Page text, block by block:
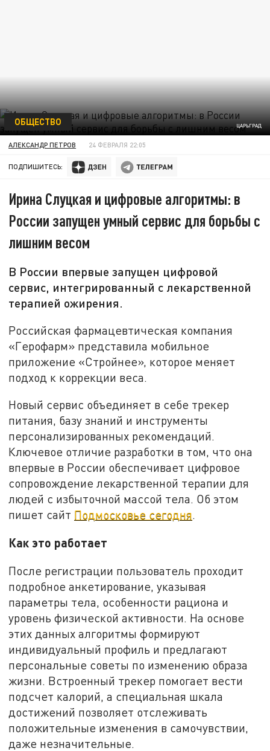
ЦАРЬГРАД
ОБЩЕСТВО
АЛЕКСАНДР ПЕТРОВ 24 ФЕВРАЛЯ 22:05
ПОДПИШИТЕСЬ:
Ирина Слуцкая и цифровые алгоритмы: в
России запущен умный сервис для борьбы с
лишним весом
В России впервые запущен цифровой
сервис, интегрированный с лекарственной
терапией ожирения.
Российская фармацевтическая компания
«Герофарм» представила мобильное
приложение «Стройнее», которое меняет
подход к коррекции веса.
Новый сервис объединяет в себе трекер
питания, базу знаний и инструменты
персонализированных рекомендаций.
Ключевое отличие разработки в том, что она
впервые в России обеспечивает цифровое
сопровождение лекарственной терапии для
людей с избыточной массой тела. Об этом
пишет сайт Подмосковье сегодня.
Как это работает
После регистрации пользователь проходит
подробное анкетирование, указывая
параметры тела, особенности рациона и
уровень физической активности. На основе
этих данных алгоритмы формируют
индивидуальный профиль и предлагают
персональные советы по изменению образа
жизни. Встроенный трекер помогает вести
подсчет калорий, а специальная шкала
достижений позволяет отслеживать
положительные изменения в самочувствии,
даже незначительные.